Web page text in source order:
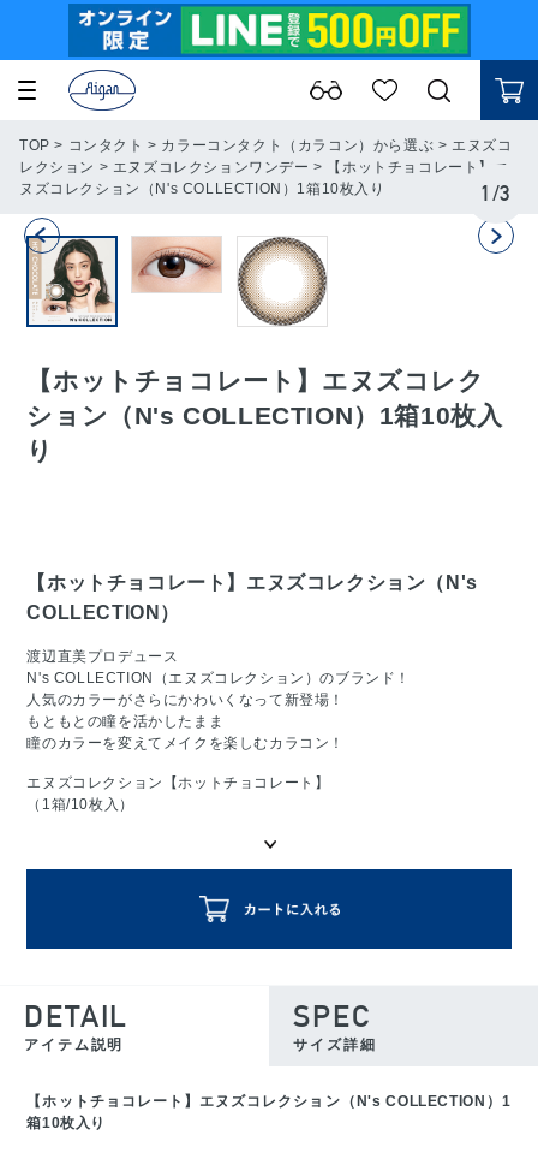
TOP > コンタクト > カラーコンタクト（カラコン）から選ぶ > エヌズコ
レクション > エヌズコレクションワンデー >
【ホットチョコレート】エ
ヌズコレクション（N's COLLECTION）1箱10枚入り
1/3
【ホットチョコレート】エヌズコレク
ション（N's COLLECTION）1箱10枚入
り
【ホットチョコレート】エヌズコレクション（N's
COLLECTION）
渡辺直美プロデュース
N's COLLECTION（エヌズコレクション）のブランド！
人気のカラーがさらにかわいくなって新登場！
もともとの瞳を活かしたまま
瞳のカラーを変えてメイクを楽しむカラコン！
エヌズコレクション【ホットチョコレート】
（1箱/10枚入）
DETAIL
アイテム説明
SPEC
サイズ詳細
【ホットチョコレート】エヌズコレクション（N's COLLECTION）1
箱10枚入り